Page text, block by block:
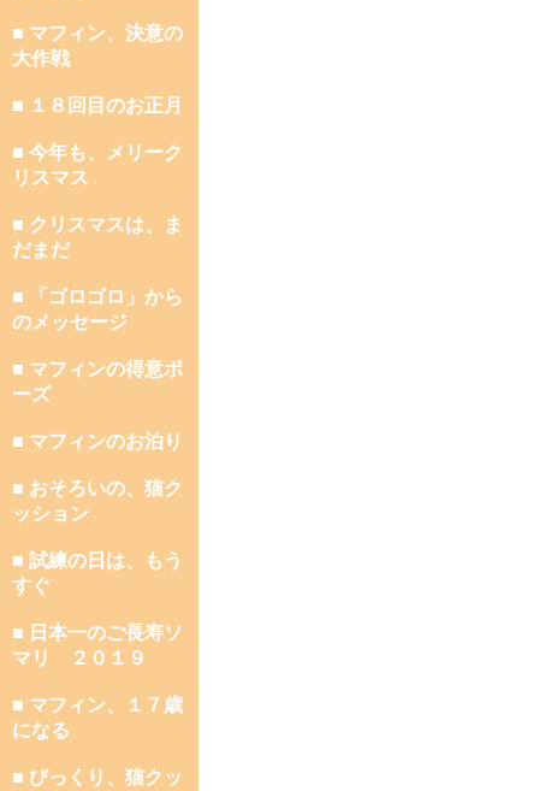
■ マフィン、決意の
大作戦
■ １８回目のお正月
■ 今年も、メリーク
リスマス
■ クリスマスは、ま
だまだ
■ 「ゴロゴロ」から
のメッセージ
■ マフィンの得意ポ
ーズ
■ マフィンのお泊り
■ おそろいの、猫ク
ッション
■ 試練の日は、もう
すぐ
■ 日本一のご長寿ソ
マリ ２０１９
■ マフィン、１７歳
になる
■ びっくり、猫クッ